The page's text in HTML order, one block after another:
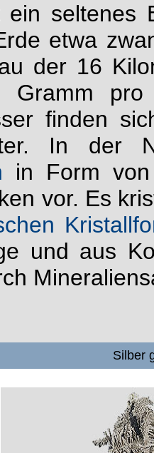
ein seltenes
etwa
der 16
Gramm pro
finden
In
in Form von
vor. Es
und aus
Silber